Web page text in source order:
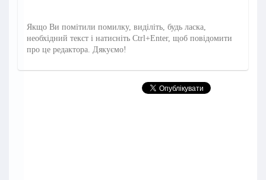
Якщо Ви помітили помилку, виділіть, будь ласка,
необхідний текст і натисніть Ctrl+Enter, щоб повідомити
про це редактора. Дякуємо!